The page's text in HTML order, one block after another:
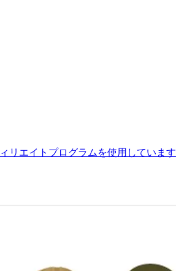
リエイトプログラムを使用しています